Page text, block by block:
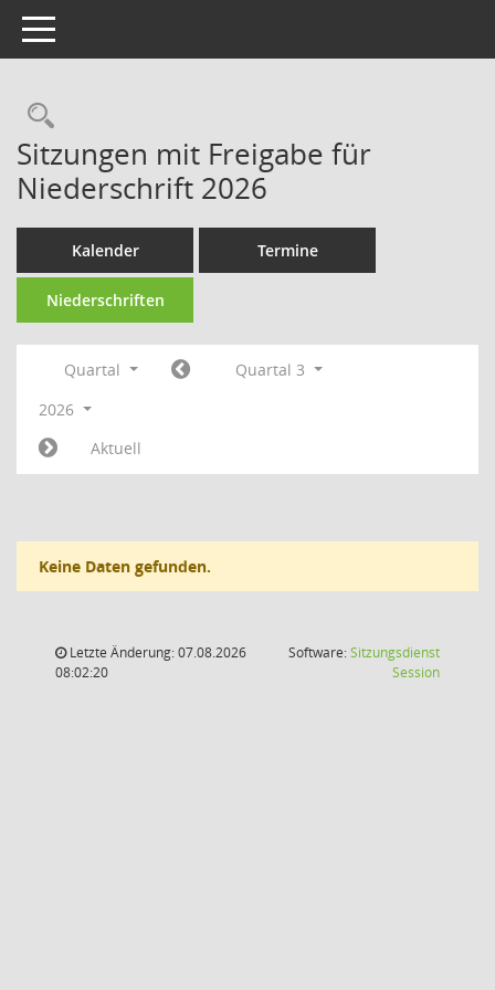
Toggle navigation
Rechercheauswahl
Sitzungen mit Freigabe für
Niederschrift 2026
Kalender Termine
Niederschriften
Quartal
Quartal 3
2026
Aktuell
Keine Daten gefunden.
Letzte Änderung: 07.08.2026
08:02:20
Software:Sitzungsdienst
Session(Wird in